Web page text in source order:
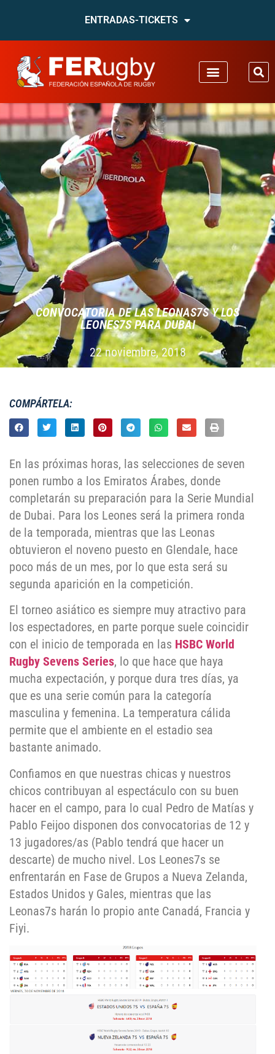
ENTRADAS-TICKETS
CONVOCATORIA DE LAS LEONAS7S Y LOS
LEONES7S PARA DUBAI
22 noviembre, 2018
COMPÁRTELA:
En las próximas horas, las selecciones de seven
ponen rumbo a los Emiratos Árabes, donde
completarán su preparación para la Serie Mundial
de Dubai. Para los Leones será la primera ronda
de la temporada, mientras que las Leonas
obtuvieron el noveno puesto en Glendale, hace
poco más de un mes, por lo que esta será su
segunda aparición en la competición.
El torneo asiático es siempre muy atractivo para
los espectadores, en parte porque suele coincidir
con el inicio de temporada en las HSBC World
Rugby Sevens Series, lo que hace que haya
mucha expectación, y porque dura tres días, ya
que es una serie común para la categoría
masculina y femenina. La temperatura cálida
permite que el ambiente en el estadio sea
bastante animado.
Confiamos en que nuestras chicas y nuestros
chicos contribuyan al espectáculo con su buen
hacer en el campo, para lo cual Pedro de Matías y
Pablo Feijoo disponen dos convocatorias de 12 y
13 jugadores/as (Pablo tendrá que hacer un
descarte) de mucho nivel. Los Leones7s se
enfrentarán en Fase de Grupos a Nueva Zelanda,
Estados Unidos y Gales, mientras que las
Leonas7s harán lo propio ante Canadá, Francia y
Fiyi.